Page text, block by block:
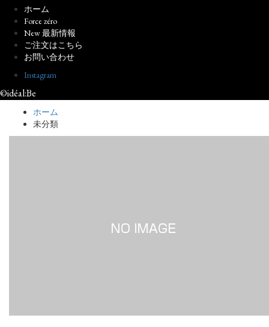
ホーム
Force zéro
New 最新情報
ご注文はこちら
お問い合わせ
Instagram
©idéal:Be
ホーム
未分類